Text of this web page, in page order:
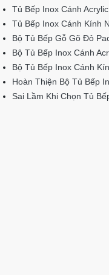
Tủ Bếp Inox Cánh
Tủ Bếp Inox Cánh Kính
Bộ Tủ Bếp Gỗ Gõ Đỏ
Bộ Tủ Bếp Inox Cánh
Bộ Tủ Bếp Inox Cánh
Hoàn Thiện Bộ Tủ Bếp
Sai Lầm Khi Chọn Tủ